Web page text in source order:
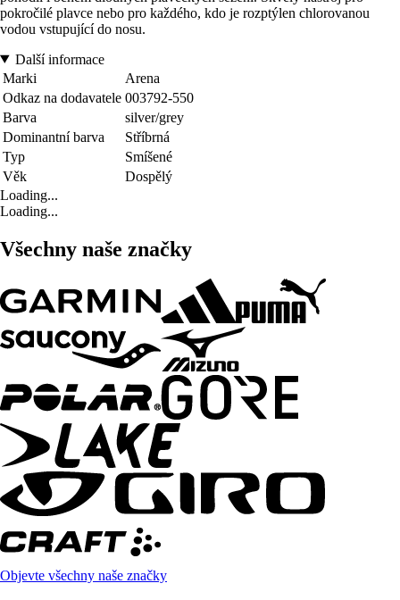
pokročilé plavce nebo pro každého, kdo je rozptýlen chlorovanou
vodou vstupující do nosu.
Další informace
Marki
Arena
Odkaz na dodavatele 003792-550
Barva
silver/grey
Dominantní barva
Stříbrná
Typ
Smíšené
Věk
Dospělý
Loading...
Loading...
Všechny naše značky
Objevte všechny naše značky